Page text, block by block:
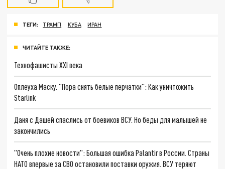
ТЕГИ: ТРАМП КУБА ИРАН
ЧИТАЙТЕ ТАКЖЕ:
Технофашисты XXI века
Оплеуха Маску. "Пора снять белые перчатки": Как уничтожить
Starlink
Даня с Дашей спаслись от боевиков ВСУ. Но беды для малышей не
закончились
"Очень плохие новости": Большая ошибка Palantir в России. Страны
НАТО впервые за СВО остановили поставки оружия. ВСУ теряют